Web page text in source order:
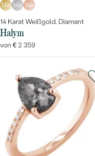
14k 14k 14k
14 Karat Weißgold, Diamant
Halym
von € 2 359